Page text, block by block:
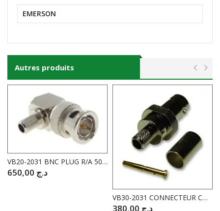
EMERSON
Autres produits
VB20-2031 BNC PLUG R/A 50 OHM SOLDER
د.ج
VB30-2031 CONNECTEUR COAXIAL BNC RF 75 ohm 4GHZ
د.ج